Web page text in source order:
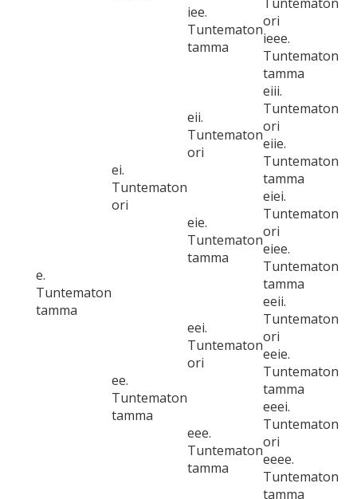
iee.
Tuntematon
tamma
ori
ieee.
Tuntematon
tamma
e.
Tuntematon
tamma
ei.
Tuntematon
ori
eii.
Tuntematon
ori
eiii.
Tuntematon
ori
eiie.
Tuntematon
tamma
eie.
Tuntematon
tamma
eiei.
Tuntematon
ori
eiee.
Tuntematon
tamma
ee.
Tuntematon
tamma
eei.
Tuntematon
ori
eeii.
Tuntematon
ori
eeie.
Tuntematon
tamma
eee.
Tuntematon
tamma
eeei.
Tuntematon
ori
eeee.
Tuntematon
tamma